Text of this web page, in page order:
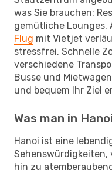
was Sie brauchen:
gemütliche Lounges.
Flug mit Vietjet
stressfrei. Schnelle
verschiedene
Busse und
und bequem Ihr Ziel
Was man in
Hanoi ist eine
hin zu